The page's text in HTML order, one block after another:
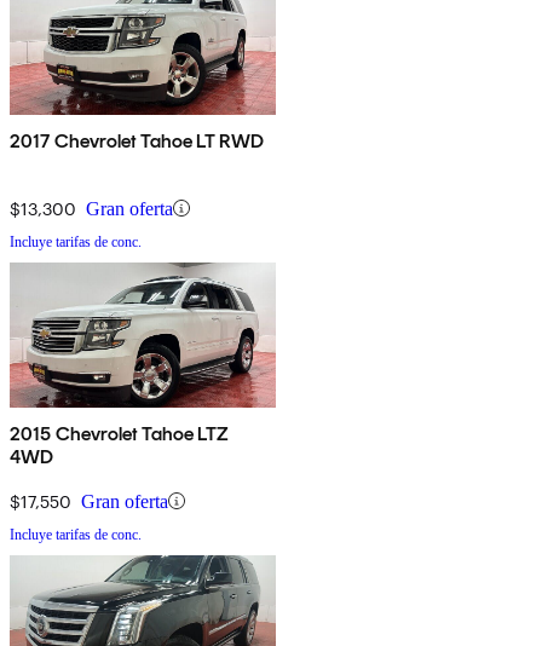
2017 Chevrolet Tahoe LT RWD
$13,300 Gran oferta
Incluye tarifas de conc.
2015 Chevrolet Tahoe LTZ
4WD
$17,550 Gran oferta
Incluye tarifas de conc.